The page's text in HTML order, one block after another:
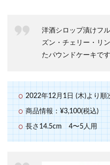
洋酒シロップ漬けフ
ズン・チェリー・リ
たパウンドケーキです
2022年12月1日 (木)より順
商品情報：¥3,100(税込)
長さ14.5cm 4〜5人用